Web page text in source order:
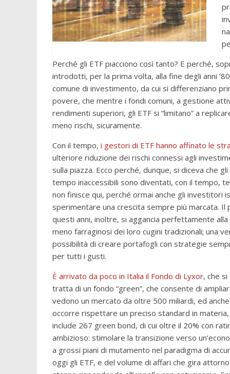
Perché gli ETF piacciono così tanto? E perché,
introdotti, per la prima volta, alla fine degli anni
comune di investimento, da cui si differenziano
povere, che mentre i fondi comuni, a gestione
rendimenti superiori, gli ETF si “limitano” a
meno rischi, sicuramente.
Con il tempo, i gestori di ETF hanno affinato le
ulteriore riduzione dei rischi connessi agli
sulla piazza. Ecco perché, dunque, si diceva che
tempo inaccessibili sono diventati, con il tempo,
non finisce qui, perché ormai anche gli investitori
sperimentare una crescita sempre più marcata.
questi anni, inoltre, si aggancia perfettamente
meno farraginosi dei loro cugini tradizionali; una
possibilità di creare portafogli con strategie
per tutti i gusti.
È arrivato da poco in Italia il Fondo di Lyxor, che si
tratta di un fondo “green”, che consente di
vedono un mercato da oltre 500 miliardi, ed
occorre rispettare un preciso standard in
include 267 green bond, di cui oltre il 20% con
ambizioso: stimolare la transizione verso
a grossi piani di mutamento nel paradigma di
oggi gli ETF, e del volume di affari che gira